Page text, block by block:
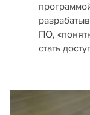
ПО,
стать